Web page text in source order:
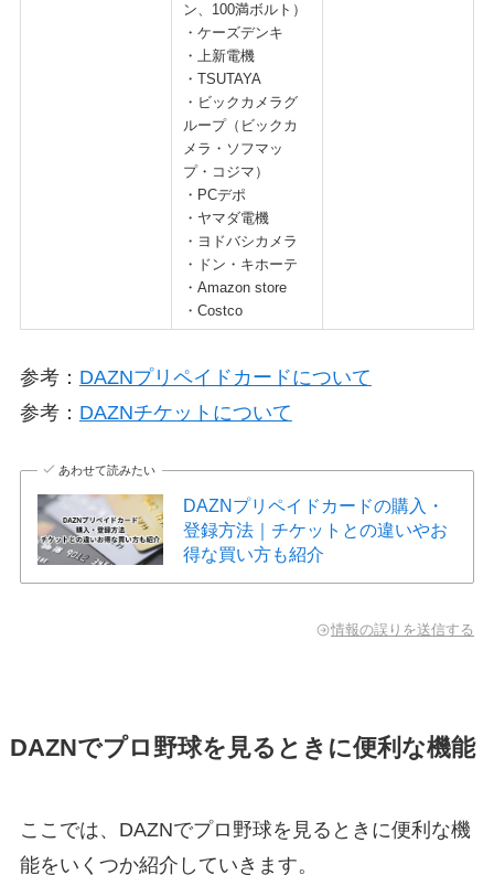
ン、100満ボルト）
・ケーズデンキ
・上新電機
・TSUTAYA
・ビックカメラグ
ループ（ビックカ
メラ・ソフマッ
プ・コジマ）
・PCデポ
・ヤマダ電機
・ヨドバシカメラ
・ドン・キホーテ
・Amazon store
・Costco
参考： DAZNプリペイドカードについて
参考： DAZNチケットについて
あわせて読みたい
DAZNプリペイドカードの購入・
登録方法｜チケットとの違いやお
得な買い方も紹介
情報の誤りを送信する
DAZNでプロ野球を見るときに便利な機能
ここでは、DAZNでプロ野球を見るときに便利な機
能をいくつか紹介していきます。